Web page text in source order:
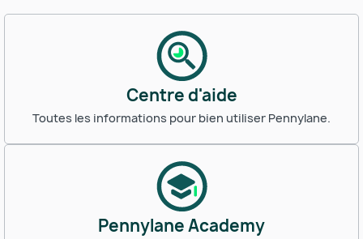
Centre d'aide
Toutes les informations pour bien utiliser Pennylane.
Pennylane Academy